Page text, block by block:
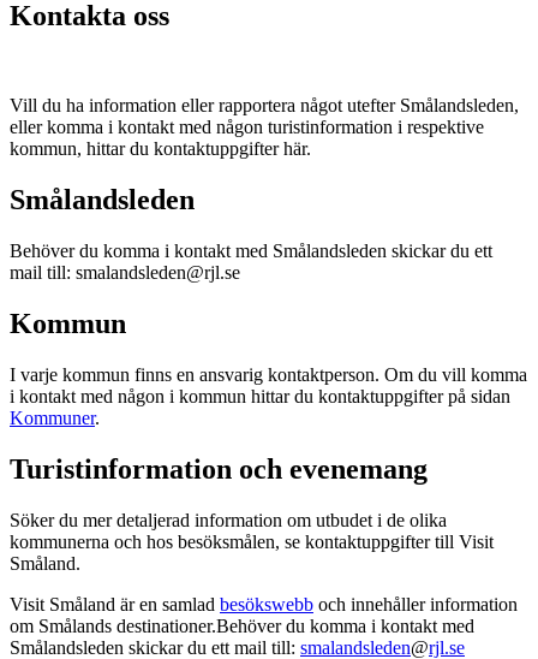
Kontakta oss
Vill du ha information eller rapportera något utefter Smålandsleden,
eller komma i kontakt med någon turistinformation i respektive
kommun, hittar du kontaktuppgifter här.
Smålandsleden
Behöver du komma i kontakt med Smålandsleden skickar du ett
mail till: smalandsleden@rjl.se
Kommun
I varje kommun finns en ansvarig kontaktperson. Om du vill komma
i kontakt med någon i kommun hittar du kontaktuppgifter på sidan
Kommuner.
Turistinformation och evenemang
Söker du mer detaljerad information om utbudet i de olika
kommunerna och hos besöksmålen, se kontaktuppgifter till Visit
Småland.
Visit Småland är en samlad besökswebb och innehåller information
om Smålands destinationer.Behöver du komma i kontakt med
Smålandsleden skickar du ett mail till: smalandsleden@rjl.se